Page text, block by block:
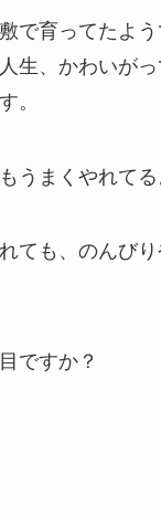
で育ってたよ
生、かわいが
。
うまくやれてる
ても、のんび
ですか？